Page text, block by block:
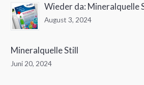
Wieder da: Mineralquelle
August 3, 2024
Mineralquelle Still
Juni 20, 2024